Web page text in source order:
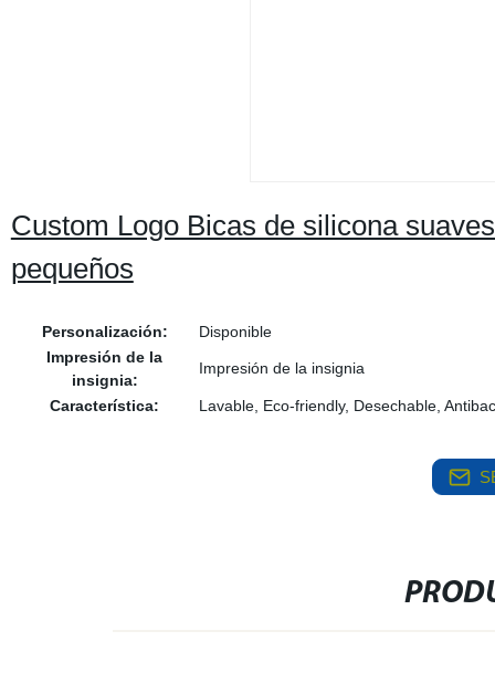
Custom Logo Bicas de silicona
pequeños
Personalización:
Disponible
Impresión de la
insignia:
Impresión de la insignia
Característica: Lavable, Eco-friendly, Desechable,